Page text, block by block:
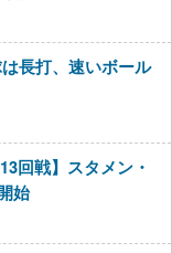
長打、速いボール
回戦】スタメン・
始